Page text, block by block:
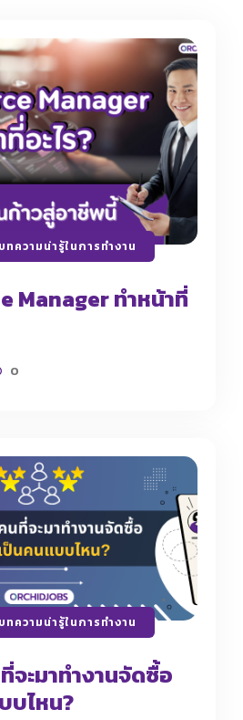
บทความน่ารู้ในการทำงาน
Manager ทำหน้าที่
0
บทความน่ารู้ในการทำงาน
ะมาทำงานจัดซื้อ
บไหน?